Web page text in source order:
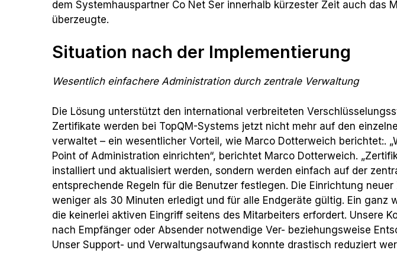
dem Systemhauspartner Co Net Ser innerhalb kürzester Zeit auch das
überzeugte.
Situation nach der Implementierung
Wesentlich einfachere Administration durch zentrale Verwaltung
Die Lösung unterstützt den international verbreiteten
Zertifikate werden bei TopQM-Systems jetzt nicht mehr auf den
verwaltet – ein wesentlicher Vorteil, wie Marco Dotterweich berichtet:.
Point of Administration einrichten“, berichtet Marco Dotterweich.
installiert und aktualisiert werden, sondern werden einfach auf der
entsprechende Regeln für die Benutzer festlegen. Die Einrichtung
weniger als 30 Minuten erledigt und für alle Endgeräte gültig. Ein
die keinerlei aktiven Eingriff seitens des Mitarbeiters erfordert. Unsere
nach Empfänger oder Absender notwendige Ver- beziehungsweise
Unser Support- und Verwaltungsaufwand konnte drastisch reduziert